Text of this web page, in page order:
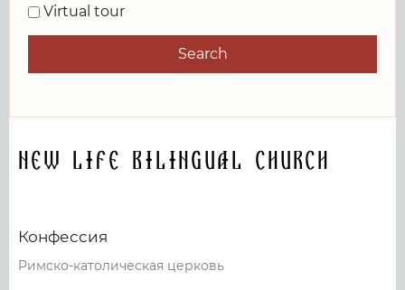
Virtual tour
Search
New Life Bilingual Church
Конфессия
Римско-католическая церковь